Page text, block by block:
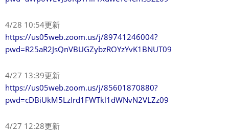
4/28 10:54更新
https://us05web.zoom.us/j/89741246004?
pwd=R25aR2JsQnVBUGZybzROYzYvK1BNUT09
4/27 13:39更新
https://us05web.zoom.us/j/85601870880?
pwd=cDBiUkM5LzIrd1FWTkl1dWNvN2VLZz09
4/27 12:28更新